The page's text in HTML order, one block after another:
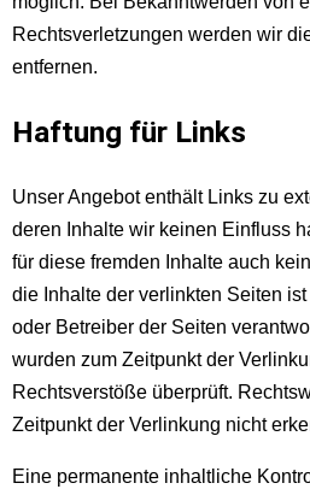
Rechtsverletzungen werden wir
entfernen.
Haftung für Links
Unser Angebot enthält Links zu
deren Inhalte wir keinen Einfluss
für diese fremden Inhalte auch
die Inhalte der verlinkten Seiten
oder Betreiber der Seiten
wurden zum Zeitpunkt der
Rechtsverstöße überprüft.
Zeitpunkt der Verlinkung nicht
Eine permanente inhaltliche